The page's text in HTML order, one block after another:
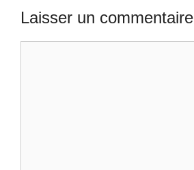
Laisser un commentaire